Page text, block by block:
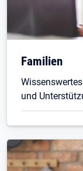
Familien
und